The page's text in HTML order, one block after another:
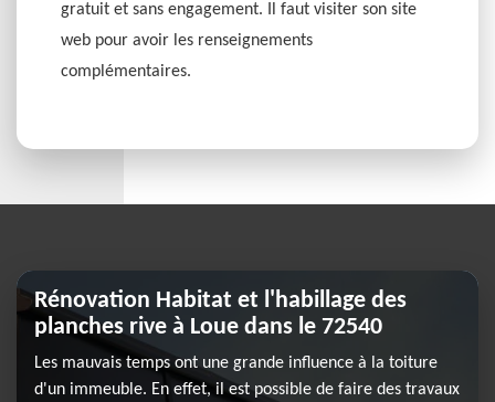
gratuit et sans engagement. Il faut visiter son site
web pour avoir les renseignements
complémentaires.
Rénovation Habitat et l'habillage des
planches rive à Loue dans le 72540
Les mauvais temps ont une grande influence à la toiture
d'un immeuble. En effet, il est possible de faire des travaux